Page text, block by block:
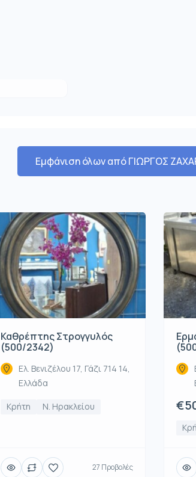
Εμφάνιση όλων από ΓΙΩΡΓΟΣ
Καθρέπτης Στρογγυλός
(500/2342)
Ελ. Βενιζέλου 17, Γάζι 714 14,
Ελλάδα
Κρήτη Ν. Ηρακλείου
27 Προβολές